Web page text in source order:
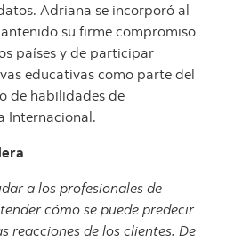
Adriana se incorporó al
su firme compromiso
países y de participar
educativas como parte del
de habilidades de
Internacional.
a los profesionales de
cómo se puede predecir
reacciones de los clientes. De